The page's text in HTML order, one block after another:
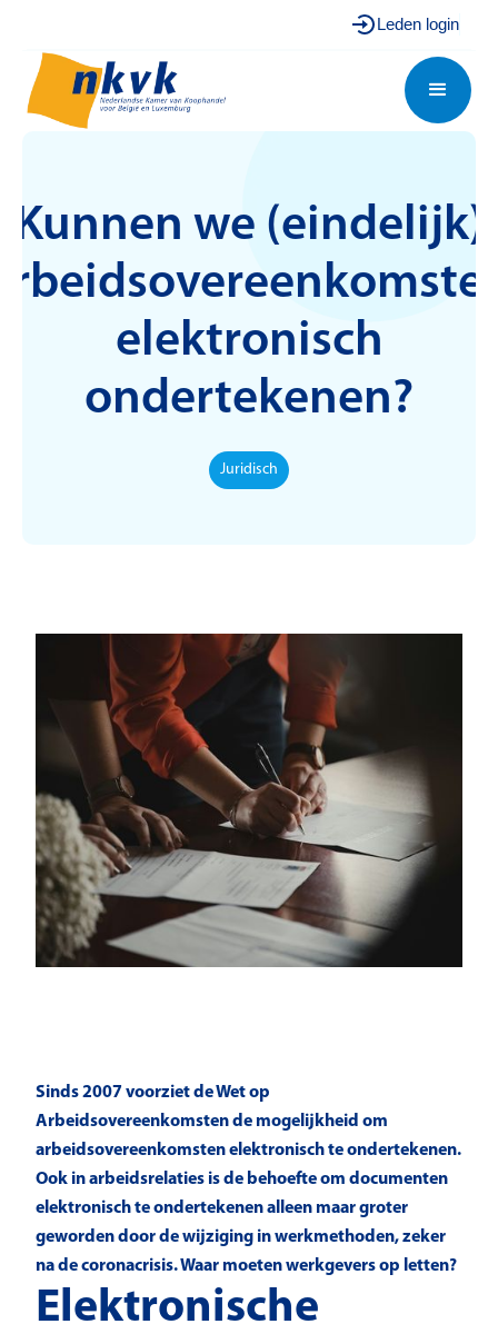
Leden login
Kunnen we (eindelijk)
elektronisch
ondertekenen?
Juridisch
Sinds 2007 voorziet de Wet op
Arbeidsovereenkomsten de mogelijkheid om
arbeidsovereenkomsten elektronisch te ondertekenen.
Ook in arbeidsrelaties is de behoefte om documenten
elektronisch te ondertekenen alleen maar groter
geworden door de wijziging in werkmethoden, zeker
na de coronacrisis. Waar moeten werkgevers op letten?
Elektronische